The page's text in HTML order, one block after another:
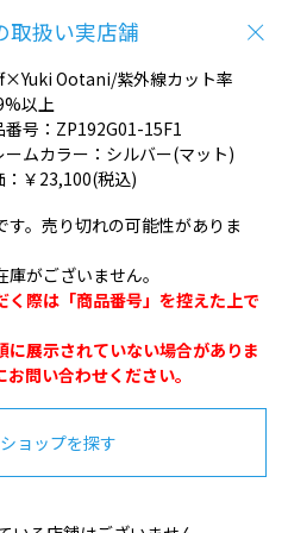
取扱い実店舗
Ootani/紫外線カット率
以上
号： ZP192G01-15F1
ームカラー： シルバー(マット)
￥23,100(税込)
す。売り切れの可能性がありま
がございません。
際は「商品番号」を控えた上で
に展示されていない場合がありま
問い合わせください。
ョップを探す